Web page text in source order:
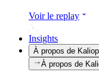
Voir le replay
Insights
À propos de Kaliop
À propos de